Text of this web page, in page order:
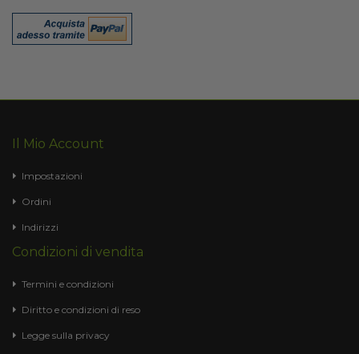
Il Mio Account
Impostazioni
Ordini
Indirizzi
Condizioni di vendita
Termini e condizioni
Diritto e condizioni di reso
Legge sulla privacy